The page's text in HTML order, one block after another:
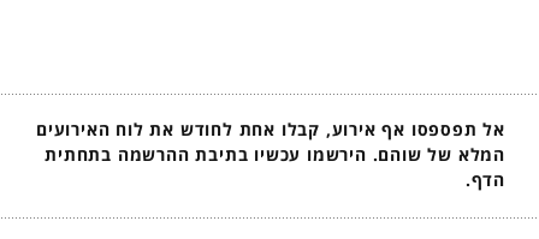
אל תפספסו אף אירוע, קבלו אחת לחודש את לוח האירועים
המלא של שוהם. הירשמו עכשיו בתיבת ההרשמה בתחתית
הדף.